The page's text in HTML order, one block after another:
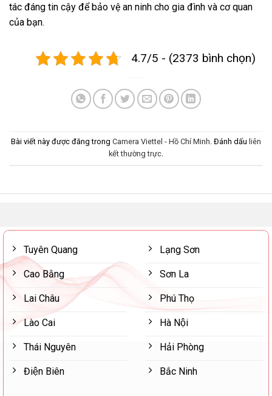
tác đáng tin cậy để bảo vệ an ninh cho gia đình và cơ quan
của bạn.
4.7/5 - (2373 bình chọn)
Bài viết này được đăng trong Camera Viettel - Hồ Chí Minh. Đánh dấu liên
kết thường trực.
Tuyên Quang
Cao Bằng
Lai Châu
Lào Cai
Thái Nguyên
Điện Biên
Lạng Sơn
Sơn La
Phú Thọ
Hà Nội
Hải Phòng
Bắc Ninh